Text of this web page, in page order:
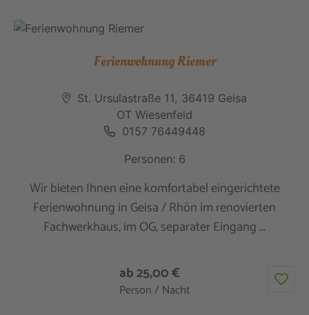
Ferienwohnung Riemer
St. Ursulastraße 11, 36419 Geisa
OT Wiesenfeld
0157 76449448
Personen: 6
Wir bieten Ihnen eine komfortabel eingerichtete
Ferienwohnung in Geisa / Rhön im renovierten
Fachwerkhaus, im OG, separater Eingang ...
ab 25,00 €
Person / Nacht